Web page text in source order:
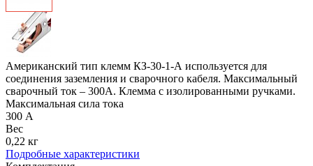
Американский тип клемм КЗ-30-1-А используется для
соединения заземления и сварочного кабеля. Максимальный
сварочный ток – 300А. Клемма с изолированными ручками.
Максимальная сила тока
300 А
Вес
0,22 кг
Подробные характеристики